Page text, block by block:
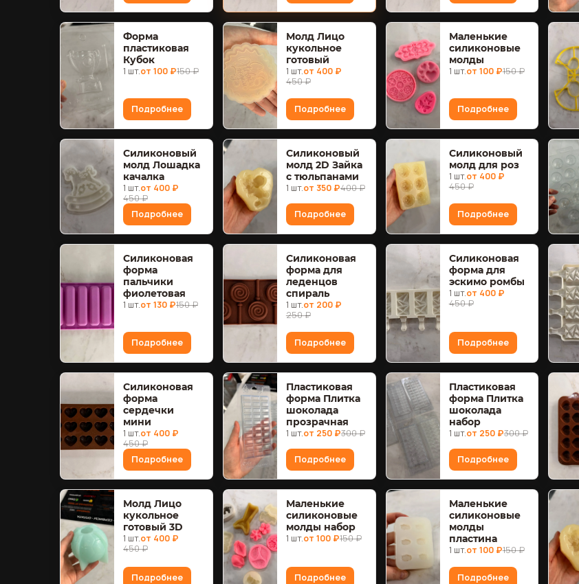
Форма
пластиковая
Кубок
1 шт.от 100 ₽150 ₽
Подробнее
Молд Лицо
кукольное
готовый
1 шт.от 400 ₽
450 ₽
Подробнее
Маленькие
силиконовые
молды
1 шт.от 100 ₽150 ₽
Подробнее
Силиконовый
молд Лошадка
качалка
1 шт.от 400 ₽
450 ₽
Подробнее
Силиконовый
молд 2D Зайка
с тюльпанами
1 шт.от 350 ₽400 ₽
Подробнее
Силиконовый
молд для роз
1 шт.от 400 ₽
450 ₽
Подробнее
Силиконовая
форма
пальчики
фиолетовая
1 шт.от 130 ₽150 ₽
Подробнее
Силиконовая
форма для
леденцов
спираль
1 шт.от 200 ₽
250 ₽
Подробнее
Силиконовая
форма для
эскимо ромбы
1 шт.от 400 ₽
450 ₽
Подробнее
Силиконовая
форма
сердечки
мини
1 шт.от 400 ₽
450 ₽
Подробнее
Пластиковая
форма Плитка
шоколада
прозрачная
1 шт.от 250 ₽300 ₽
Подробнее
Пластиковая
форма Плитка
шоколада
набор
1 шт.от 250 ₽300 ₽
Подробнее
Молд Лицо
кукольное
готовый 3D
1 шт.от 400 ₽
450 ₽
Подробнее
Маленькие
силиконовые
молды набор
1 шт.от 100 ₽150 ₽
Подробнее
Маленькие
силиконовые
молды
пластина
1 шт.от 100 ₽150 ₽
Подробнее